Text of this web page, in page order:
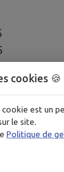
cookies 🍪
cookie est un
le site.
Politique de